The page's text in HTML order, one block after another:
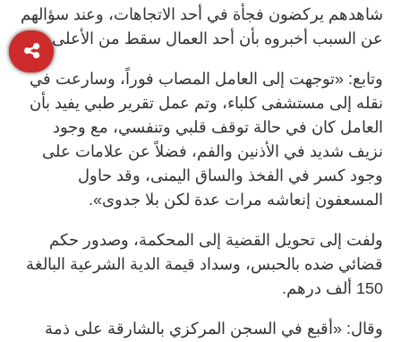
شاهدهم يركضون فجأة في أحد الاتجاهات، وعند سؤالهم
عن السبب أخبروه بأن أحد العمال سقط من الأعلى.
وتابع: «توجهت إلى العامل المصاب فوراً، وسارعت في
نقله إلى مستشفى كلباء، وتم عمل تقرير طبي يفيد بأن
العامل كان في حالة توقف قلبي وتنفسي، مع وجود
نزيف شديد في الأذنين والفم، فضلاً عن علامات على
وجود كسر في الفخذ والساق اليمنى، وقد حاول
المسعفون إنعاشه مرات عدة لكن بلا جدوى».
ولفت إلى تحويل القضية إلى المحكمة، وصدور حكم
قضائي ضده بالحبس، وسداد قيمة الدية الشرعية البالغة
150 ألف درهم.
وقال: «أقبع في السجن المركزي بالشارقة على ذمة